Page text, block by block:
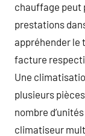
chauffage peut
prestations
appréhender le
facture
Une
plusieurs
nombre
climatiseur